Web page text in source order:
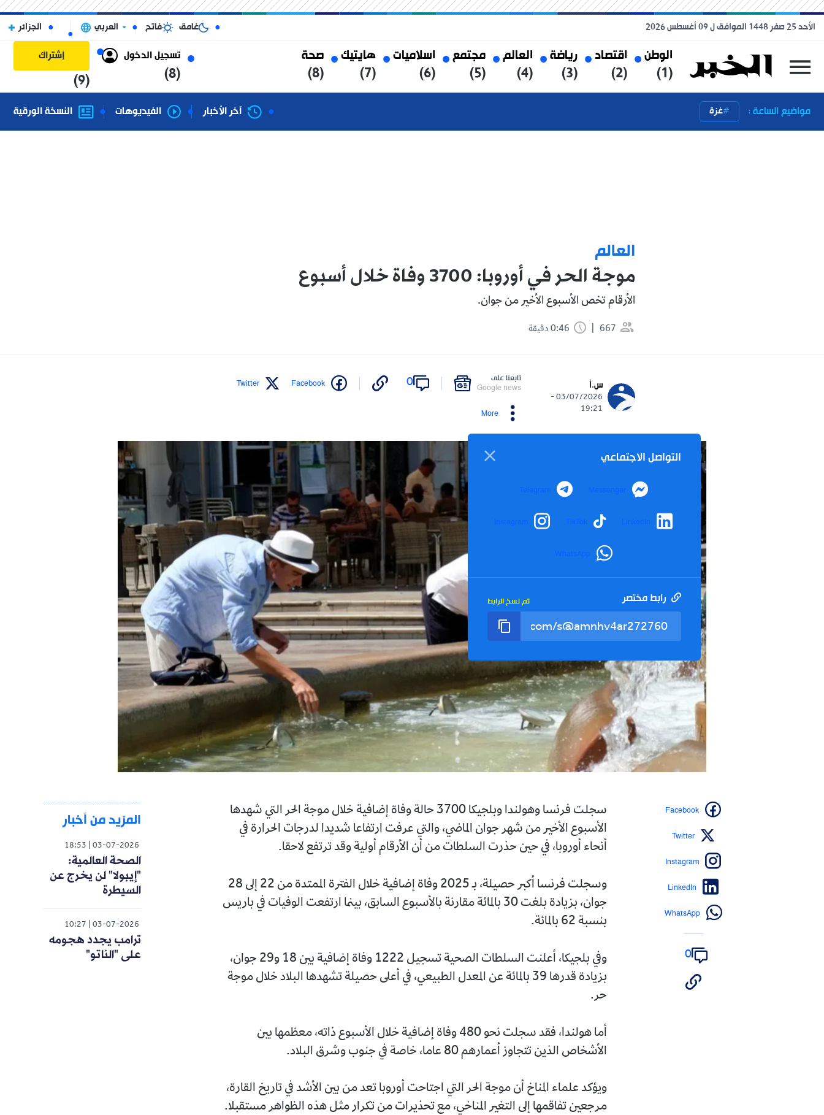
الوطن
(1)
اقتصاد
(2)
رياضة
(3)
العالم
(4)
مجتمع
(5)
اسلاميات
(6)
هايتيك
(7)
صحة
(8)
تسجيل الدخول
(8)
إشتراك
(9)
الأحد 25 صفر 1448 الموافق ل 09 أغسطس 2026 غامق فاتح العربي الجزائر
مواضيع الساعة : غزة آخر الأخبار الفيديوهات النسخة الورقية
العالم
موجة الحر في أوروبا: 3700 وفاة خلال أسبوع
الأرقام تخص الأسبوع الأخير من جوان.
667
س.أ
03/07/2026 -
19:21
تابعنا على
Google news
0
Facebook
Twitter
More
التواصل الاجتماعي
Messenger
Telegram
LinkedIn
TikTok
Instagram
WhatsApp
رابط مختصر تم نسخ الرابط
سجلت فرنسا وهولندا وبلجيكا 3700 حالة وفاة إضافية خلال موجة الحر التي شهدها
الأسبوع الأخير من شهر جوان الماضي، والتي عرفت ارتفاعا شديدا لدرجات الحرارة في
أنحاء أوروبا، في حين حذرت السلطات من أن الأرقام أولية وقد ترتفع لاحقا.
وسجلت فرنسا أكبر حصيلة، بـ 2025 وفاة إضافية خلال الفترة الممتدة من 22 إلى 28
جوان، بزيادة بلغت 30 بالمائة مقارنة بالأسبوع السابق، بينما ارتفعت الوفيات في باريس
بنسبة 62 بالمائة.
وفي بلجيكا، أعلنت السلطات الصحية تسجيل 1222 وفاة إضافية بين 18 و29 جوان،
بزيادة قدرها 39 بالمائة عن المعدل الطبيعي، في أعلى حصيلة تشهدها البلاد خلال موجة
حر.
أما هولندا، فقد سجلت نحو 480 وفاة إضافية خلال الأسبوع ذاته، معظمها بين
الأشخاص الذين تتجاوز أعمارهم 80 عاما، خاصة في جنوب وشرق البلاد.
ويؤكد علماء المناخ أن موجة الحر التي اجتاحت أوروبا تعد من بين الأشد في تاريخ القارة،
مرجعين تفاقمها إلى التغير المناخي، مع تحذيرات من تكرار مثل هذه الظواهر مستقبلا.
Facebook
Twitter
Instagram
LinkedIn
WhatsApp
0
المزيد من أخبار
03-07-2026
18:53
الصحة العالمية:
"إيبولا" لن يخرج عن
السيطرة
03-07-2026
10:27
ترامب يجدد هجومه
على "الناتو"